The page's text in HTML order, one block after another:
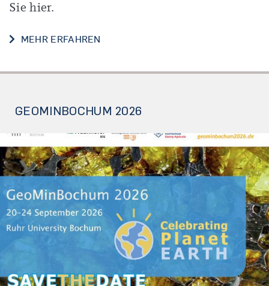
Sie hier.
MEHR ERFAHREN
GEOMINBOCHUM 2026